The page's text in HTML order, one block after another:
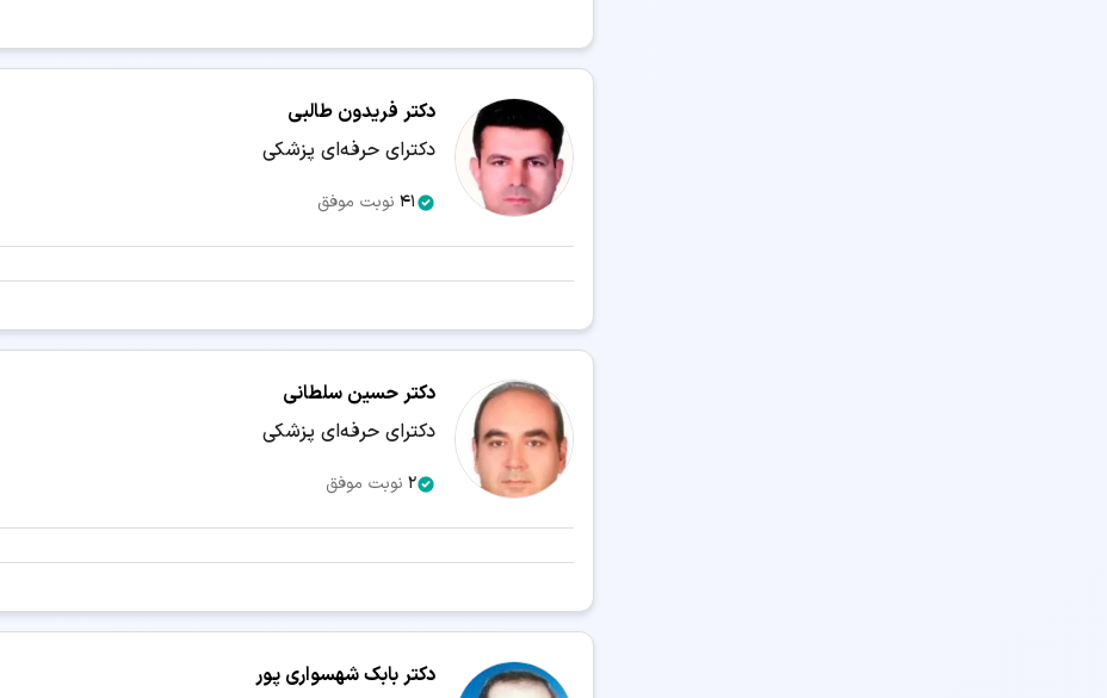
دکتر فریدون طالبی
دکترای حرفه‌ای پزشکی
41 نوبت موفق
دکتر حسین سلطانی
دکترای حرفه‌ای پزشکی
2 نوبت موفق
دکتر بابک شهسواری پور